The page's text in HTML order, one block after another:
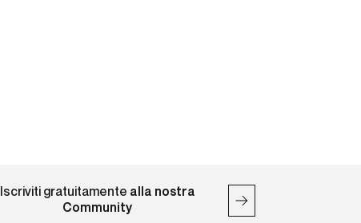
Iscriviti gratuitamente alla nostra
Community